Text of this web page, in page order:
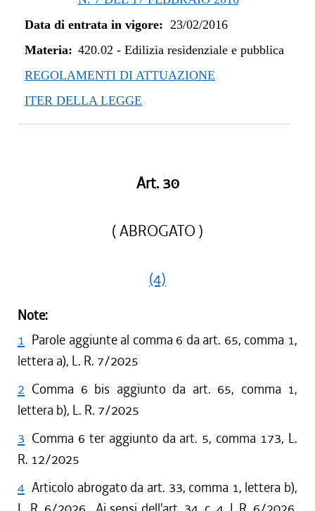
dal 27/07/2017 al 04/01/2018
dal 13/04/2017 al 26/07/2017
dal 23/02/2016 al 12/04/2017
Data di entrata in vigore: 23/02/2016
Materia: 420.02 - Edilizia residenziale e pubblica
REGOLAMENTI DI ATTUAZIONE
ITER DELLA LEGGE
Art. 30
( ABROGATO )
(4)
Note:
1 Parole aggiunte al comma 6 da art. 65, comma 1,
lettera a), L. R. 7/2025
2 Comma 6 bis aggiunto da art. 65, comma 1,
lettera b), L. R. 7/2025
3 Comma 6 ter aggiunto da art. 5, comma 173, L.
R. 12/2025
4 Articolo abrogato da art. 33, comma 1, lettera b),